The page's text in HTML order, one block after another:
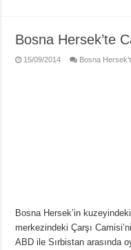
Bosna Hersek’te
15/09/2014 Bosna
Bosna Hersek’in
merkezindeki Çarşı
ABD ile Sırbistan arasında